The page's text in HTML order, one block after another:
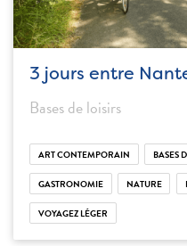
3 jours entre
Bases de loisirs
ART CONTEMPORAIN BASES
GASTRONOMIE NATURE
VOYAGEZ LÉGER